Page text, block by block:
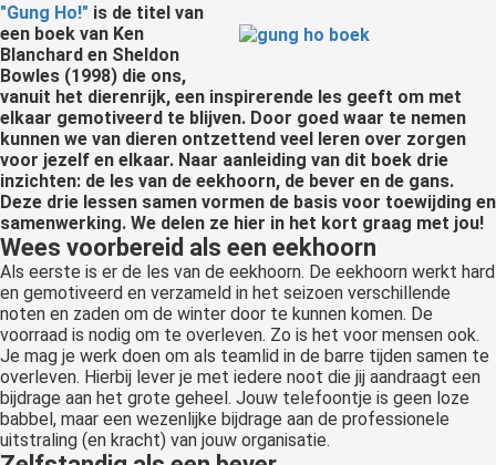
"Gung Ho!" is de titel van
een boek van Ken
Blanchard en Sheldon
Bowles (1998) die ons,
vanuit het dierenrijk, een inspirerende les geeft om met
elkaar gemotiveerd te blijven. Door goed waar te nemen
kunnen we van dieren ontzettend veel leren over zorgen
voor jezelf en elkaar. Naar aanleiding van dit boek drie
inzichten: de les van de eekhoorn, de bever en de gans.
Deze drie lessen samen vormen de basis voor toewijding en
samenwerking. We delen ze hier in het kort graag met jou!
Wees voorbereid als een eekhoorn
Als eerste is er de les van de eekhoorn. De eekhoorn werkt hard
en gemotiveerd en verzameld in het seizoen verschillende
noten en zaden om de winter door te kunnen komen. De
voorraad is nodig om te overleven. Zo is het voor mensen ook.
Je mag je werk doen om als teamlid in de barre tijden samen te
overleven. Hierbij lever je met iedere noot die jij aandraagt een
bijdrage aan het grote geheel. Jouw telefoontje is geen loze
babbel, maar een wezenlijke bijdrage aan de professionele
uitstraling (en kracht) van jouw organisatie.